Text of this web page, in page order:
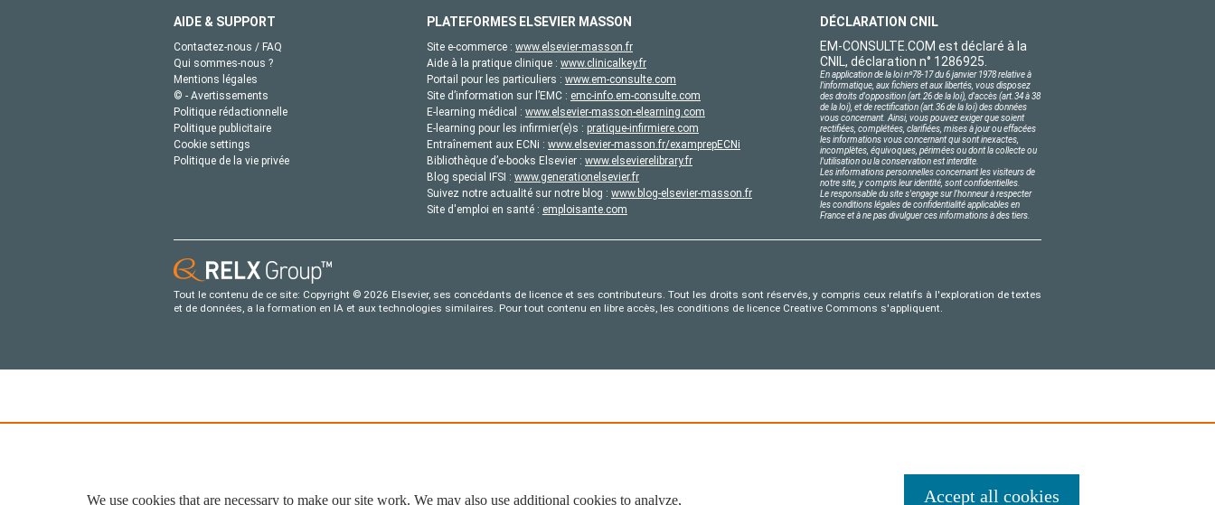
AIDE & SUPPORT
Contactez-nous / FAQ
Qui sommes-nous ?
Mentions légales
© - Avertissements
Politique rédactionnelle
Politique publicitaire
Cookie settings
Politique de la vie privée
PLATEFORMES ELSEVIER MASSON
Site e-commerce : www.elsevier-masson.fr
Aide à la pratique clinique : www.clinicalkey.fr
Portail pour les particuliers : www.em-consulte.com
Site d’information sur l’EMC : emc-info.em-consulte.com
E-learning médical : www.elsevier-masson-elearning.com
E-learning pour les infirmier(e)s : pratique-infirmiere.com
Entraînement aux ECNi : www.elsevier-masson.fr/examprepECNi
Bibliothèque d’e-books Elsevier : www.elsevierelibrary.fr
Blog special IFSI : www.generationelsevier.fr
Suivez notre actualité sur notre blog : www.blog-elsevier-masson.fr
Site d'emploi en santé : emploisante.com
DÉCLARATION CNIL
EM-CONSULTE.COM est déclaré à la
CNIL, déclaration n° 1286925.
En application de la loi nº78-17 du 6 janvier 1978 relative à
l'informatique, aux fichiers et aux libertés, vous disposez
des droits d'opposition (art.26 de la loi), d'accès (art.34 à 38
de la loi), et de rectification (art.36 de la loi) des données
vous concernant. Ainsi, vous pouvez exiger que soient
rectifiées, complétées, clarifiées, mises à jour ou effacées
les informations vous concernant qui sont inexactes,
incomplètes, équivoques, périmées ou dont la collecte ou
l'utilisation ou la conservation est interdite.
Les informations personnelles concernant les visiteurs de
notre site, y compris leur identité, sont confidentielles.
Le responsable du site s'engage sur l'honneur à respecter
les conditions légales de confidentialité applicables en
France et à ne pas divulguer ces informations à des tiers.
Tout le contenu de ce site: Copyright © 2026 Elsevier, ses concédants de licence et ses contributeurs. Tout les droits sont réservés, y compris ceux relatifs à l'exploration de textes
et de données, a la formation en IA et aux technologies similaires. Pour tout contenu en libre accès, les conditions de licence Creative Commons s'appliquent.
We use cookies that are necessary to make our site work. We may also use additional cookies to analyze, Accept all cookies